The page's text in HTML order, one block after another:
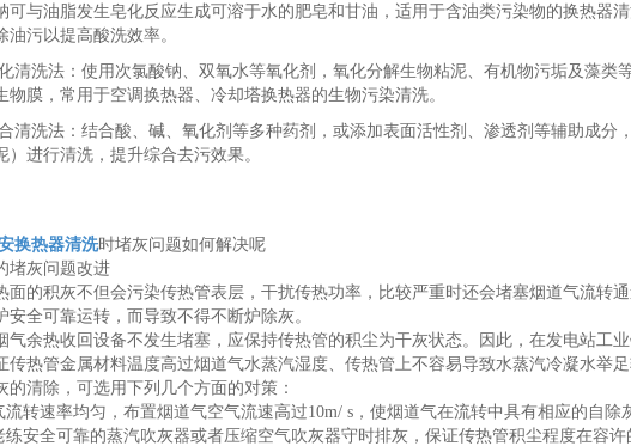
可与油脂发生皂化反应生成可溶于水的肥皂和甘油，适用于含油类污染物的换热器
油污以提高酸洗效率。
清洗法：使用次氯酸钠、双氧水等氧化剂，氧化分解生物粘泥、有机物污垢及藻类
物膜，常用于空调换热器、冷却塔换热器的生物污染清洗。
清洗法：结合酸、碱、氧化剂等多种药剂，或添加表面活性剂、渗透剂等辅助成分
）进行清洗，提升综合去污效果。
换热器清洗时堵灰问题如何解决呢
堵灰问题改进
面的积灰不但会污染传热管表层，干扰传热功率，比较严重时还会堵塞烟道气流转
安全可靠运转，而导致不得不断炉除灰。
气余热收回设备不发生堵塞，应保持传热管的积尘为干灰状态。因此，在发电站工
传热管金属材料温度高过烟道气水蒸汽湿度、传热管上不容易导致水蒸汽冷凝水举足
的清除，可选用下列几个方面的对策：
流转速率均匀，布置烟道气空气流速高过10m/ s，使烟道气在流转中具有相应的自除
练安全可靠的蒸汽吹灰器或者压缩空气吹灰器守时排灰，保证传热管积尘程度在容